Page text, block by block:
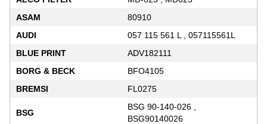
ASAM
80910
AUDI
057 115 561 L , 057115561L
BLUE PRINT
ADV182111
BORG & BECK
BFO4105
BREMSI
FL0275
BSG
BSG 90-140-026 ,
BSG90140026